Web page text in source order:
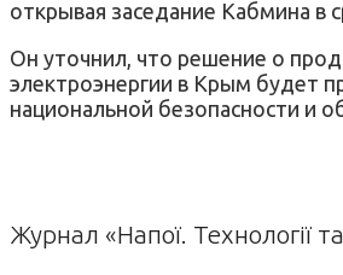
открывая заседание Кабмина в
Он уточнил, что решение о
электроэнергии в Крым будет
национальной безопасности и
Журнал «Напої. Технології та